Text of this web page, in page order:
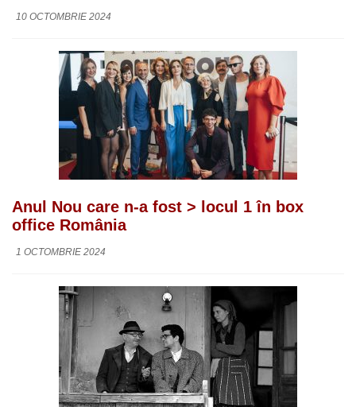
10 OCTOMBRIE 2024
Anul Nou care n-a fost > locul 1 în box
office România
1 OCTOMBRIE 2024